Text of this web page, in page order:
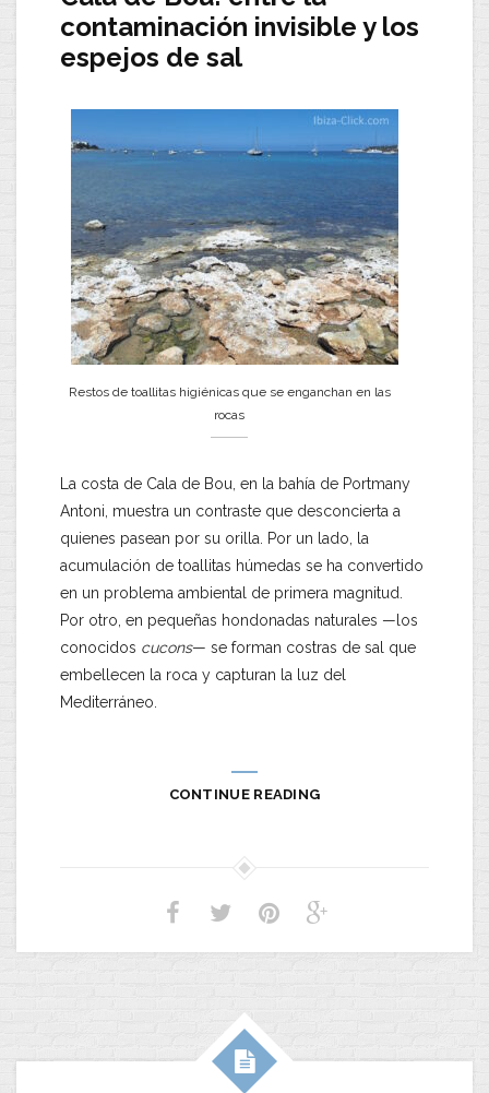
contaminación invisible y los
espejos de sal
Restos de toallitas higiénicas que se enganchan en las
rocas
La costa de Cala de Bou, en la bahía de Portmany
Antoni, muestra un contraste que desconcierta a
quienes pasean por su orilla. Por un lado, la
acumulación de toallitas húmedas se ha convertido
en un problema ambiental de primera magnitud.
Por otro, en pequeñas hondonadas naturales —los
conocidos cucons— se forman costras de sal que
embellecen la roca y capturan la luz del
Mediterráneo.
CONTINUE READING